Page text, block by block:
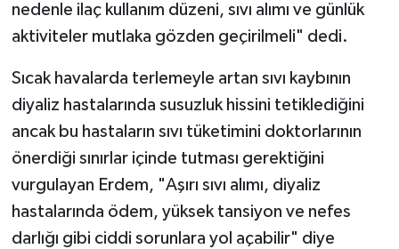
nedenle ilaç kullanım düzeni, sıvı alımı ve günlük
aktiviteler mutlaka gözden geçirilmeli" dedi.
Sıcak havalarda terlemeyle artan sıvı kaybının
diyaliz hastalarında susuzluk hissini tetiklediğini
ancak bu hastaların sıvı tüketimini doktorlarının
önerdiği sınırlar içinde tutması gerektiğini
vurgulayan Erdem, "Aşırı sıvı alımı, diyaliz
hastalarında ödem, yüksek tansiyon ve nefes
darlığı gibi ciddi sorunlara yol açabilir" diye